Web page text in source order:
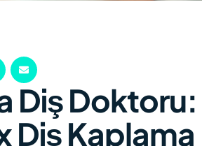
Diş Doktoru:
Diş Kaplama